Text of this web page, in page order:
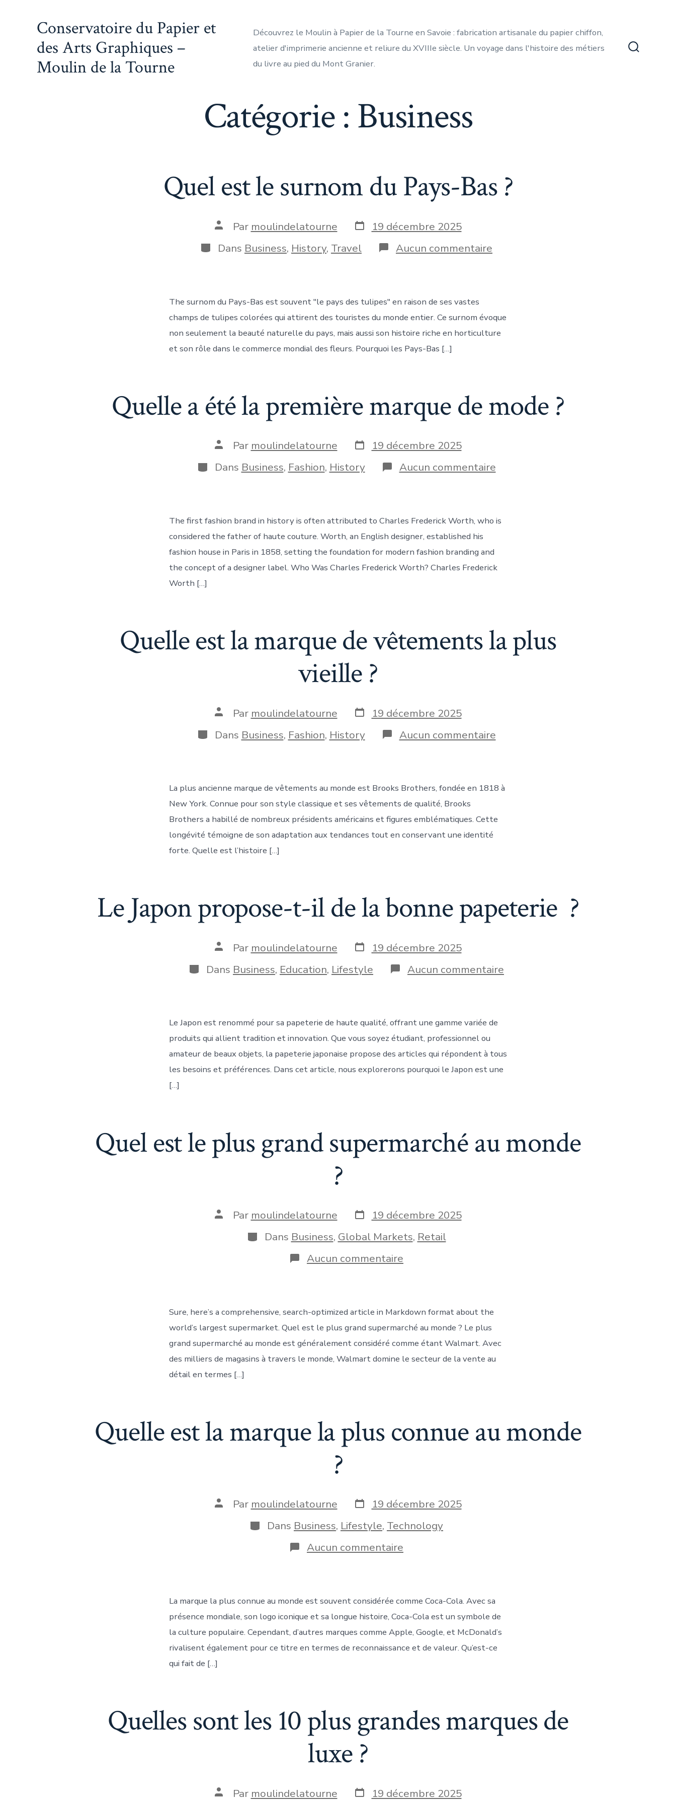
Conservatoire du Papier et
des Arts Graphiques –
Moulin de la Tourne
Découvrez le Moulin à Papier de la Tourne en Savoie : fabrication artisanale du papier chiffon,
atelier d'imprimerie ancienne et reliure du XVIIIe siècle. Un voyage dans l'histoire des métiers
du livre au pied du Mont Granier.
Catégorie : Business
Quel est le surnom du Pays-Bas ?
Auteur
la
publication
Par moulindelatourne Date
de
publication
19 décembre 2025
Catégories
Dans Business, History, Travel Aucun commentaire
Quel
Bas
?
The surnom du Pays-Bas est souvent "le pays des tulipes" en raison de ses vastes
champs de tulipes colorées qui attirent des touristes du monde entier. Ce surnom évoque
non seulement la beauté naturelle du pays, mais aussi son histoire riche en horticulture
et son rôle dans le commerce mondial des fleurs. Pourquoi les Pays-Bas […]
Quelle a été la première marque de mode ?
Auteur
la
publication
Par moulindelatourne Date
de
publication
19 décembre 2025
Catégories
Dans Business, Fashion, History Aucun commentairesur
Quelle
première
marque
The first fashion brand in history is often attributed to Charles Frederick Worth, who is
considered the father of haute couture. Worth, an English designer, established his
fashion house in Paris in 1858, setting the foundation for modern fashion branding and
the concept of a designer label. Who Was Charles Frederick Worth? Charles Frederick
Worth […]
Quelle est la marque de vêtements la plus
vieille ?
Auteur
la
publication
Par moulindelatourne Date
de
publication
19 décembre 2025
Catégories
Dans Business, Fashion, History Aucun commentairesur
Quelle
de
vêtements
plus
vieille
La plus ancienne marque de vêtements au monde est Brooks Brothers, fondée en 1818 à
New York. Connue pour son style classique et ses vêtements de qualité, Brooks
Brothers a habillé de nombreux présidents américains et figures emblématiques. Cette
longévité témoigne de son adaptation aux tendances tout en conservant une identité
forte. Quelle est l’histoire […]
Le Japon propose-t-il de la bonne papeterie ?
Auteur
la
publication
Par moulindelatourne Date
de
publication
19 décembre 2025
Catégories
Dans Business, Education, Lifestyle Aucun commentaire
Le
bonne
papeterie
Le Japon est renommé pour sa papeterie de haute qualité, offrant une gamme variée de
produits qui allient tradition et innovation. Que vous soyez étudiant, professionnel ou
amateur de beaux objets, la papeterie japonaise propose des articles qui répondent à tous
les besoins et préférences. Dans cet article, nous explorerons pourquoi le Japon est une
[…]
Quel est le plus grand supermarché au monde
?
Auteur
publication
Par moulindelatourne Date
de
publication
19 décembre 2025
Catégories
Dans Business, Global Markets, Retail
Aucun commentaire
Quel
grand
supermarché
au
monde
?
Sure, here’s a comprehensive, search-optimized article in Markdown format about the
world’s largest supermarket. Quel est le plus grand supermarché au monde ? Le plus
grand supermarché au monde est généralement considéré comme étant Walmart. Avec
des milliers de magasins à travers le monde, Walmart domine le secteur de la vente au
détail en termes […]
Quelle est la marque la plus connue au monde
?
Auteur
publication
Par moulindelatourne Date
de
publication
19 décembre 2025
Catégories
Dans Business, Lifestyle, Technology
Aucun commentaire
Quelle
la
plus
connue
au
monde
?
La marque la plus connue au monde est souvent considérée comme Coca-Cola. Avec sa
présence mondiale, son logo iconique et sa longue histoire, Coca-Cola est un symbole de
la culture populaire. Cependant, d’autres marques comme Apple, Google, et McDonald’s
rivalisent également pour ce titre en termes de reconnaissance et de valeur. Qu’est-ce
qui fait de […]
Quelles sont les 10 plus grandes marques de
luxe ?
Auteur
Par moulindelatourne Date
de
19 décembre 2025